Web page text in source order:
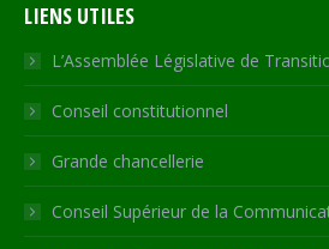
opens
in
new
window
opens
in
new
window
opens
in
new
window
in
new
window
opens
in
new
LIENS UTILES
L’Assemblée Législative de
Conseil constitutionnel
Grande chancellerie
Conseil Supérieur de la